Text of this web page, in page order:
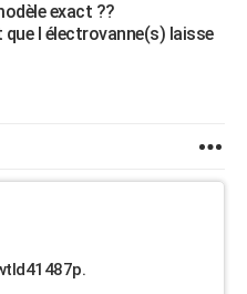
exact ??
l électrovanne(s) laisse